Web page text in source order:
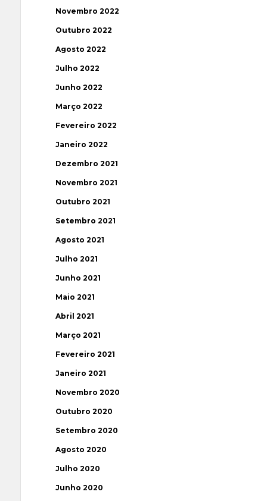
Novembro 2022
Outubro 2022
Agosto 2022
Julho 2022
Junho 2022
Março 2022
Fevereiro 2022
Janeiro 2022
Dezembro 2021
Novembro 2021
Outubro 2021
Setembro 2021
Agosto 2021
Julho 2021
Junho 2021
Maio 2021
Abril 2021
Março 2021
Fevereiro 2021
Janeiro 2021
Novembro 2020
Outubro 2020
Setembro 2020
Agosto 2020
Julho 2020
Junho 2020